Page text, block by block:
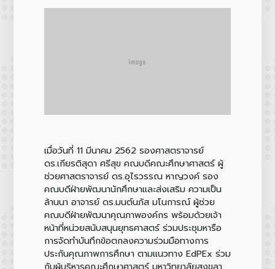
เมื่อวันที่ 11 มีนาคม 2562 รองศาสตราจารย์
ดร.เกียรติสุดา ศรีสุข คณบดีคณะศึกษาศาสตร์ ผู้
ช่วยศาสตราจารย์ ดร.อุไรวรรณ หาญวงค์ รอง
คณบดีฝ่ายพัฒนานักศึกษาและส่งเสริม ความเป็น
ล้านนา อาจารย์ ดร.มนต์นภัส มโนการณ์ ผู้ช่วย
คณบดีฝ่ายพัฒนาคุณภาพองค์กร พร้อมด้วยเจ้า
หน้าที่หน่วยสนับสนุนยุทธศาสตร์ ร่วมประชุมหารือ
การจัดทำบันทึกข้อตกลงความร่วมมือทางการ
ประกันคุณภาพการศึกษา ตามแนวทาง EdPEx ร่วม